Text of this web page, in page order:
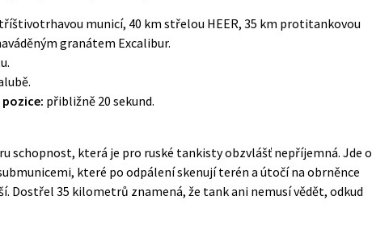
municí, 40 km střelou HEER, 35 km protitankovou
granátem Excalibur.
přibližně 20 sekund.
schopnost, která je pro ruské tankisty obzvlášť nepříjemná. Jde o
které po odpálení skenují terén a útočí na obrněnce
Dostřel 35 kilometrů znamená, že tank ani nemusí vědět, odkud